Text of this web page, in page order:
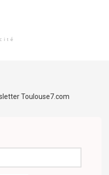
Toulouse7.com